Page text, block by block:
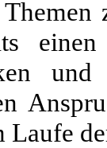
Laufe